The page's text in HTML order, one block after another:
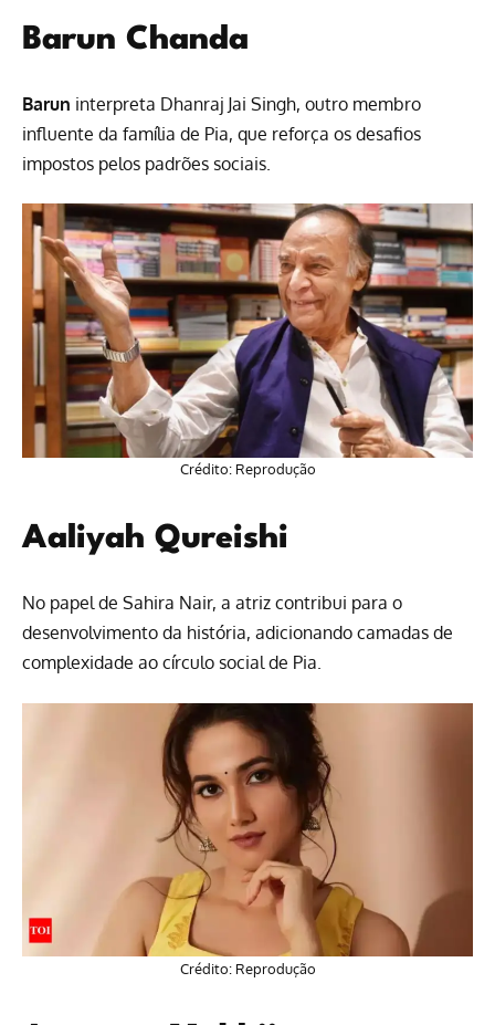
Barun Chanda
Barun interpreta Dhanraj Jai Singh, outro membro
influente da família de Pia, que reforça os desafios
impostos pelos padrões sociais.
Crédito: Reprodução
Aaliyah Qureishi
No papel de Sahira Nair, a atriz contribui para o
desenvolvimento da história, adicionando camadas de
complexidade ao círculo social de Pia.
Crédito: Reprodução